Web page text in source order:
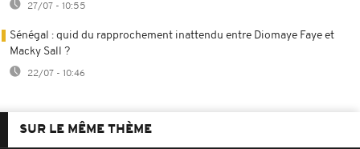
27/07 - 10:55
Sénégal : quid du rapprochement inattendu entre Diomaye Faye et
Macky Sall ?
22/07 - 10:46
SUR LE MÊME THÈME